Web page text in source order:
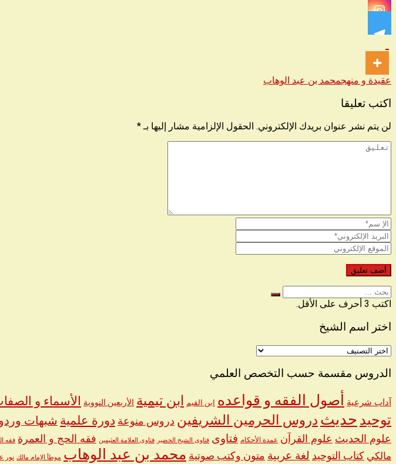
عقيدة و منهجمحمد بن عبد الوهاب
اكتب تعليقا
لن يتم نشر عنوان بريدك الإلكتروني. الحقول الإلزامية مشار إليها بـ*
البحث
عن
اكتب 3 أحرف على الأقل.
اختر اسم الشيخ
اختر
الشيخ
الدروس مقسمة حسب التخصص العلمي
آداب شرعية أصول الفقه و قواعده ابن القيم ابن تيمية الأربعين النووية الأسماء و
توحيد حديث دروس الحرمين الشريفين دروس منوعة دورة علمية شبهات
علوم الحديث علوم القرآن عمدة الأحكام فتاوى فتاوى الشيخ الخضير فتاوى العلامة العثيمين فقه الحج و العمرة فقه
مالكي كتاب التوحيد لغة عربية متون وكتب صوتية محمد بن عبد الوهاب موطأ الإمام مالك نور